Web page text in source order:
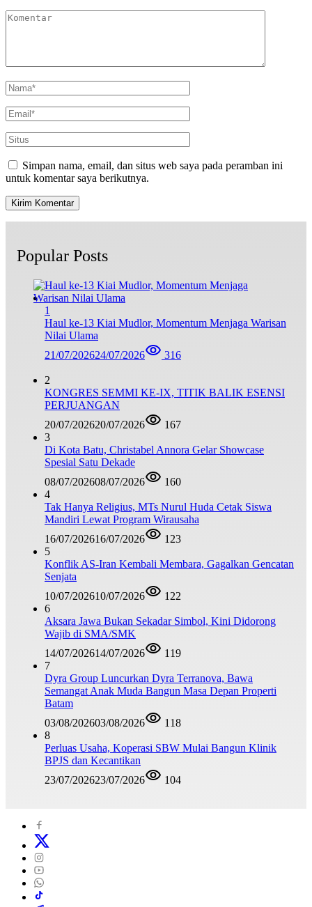
Simpan nama, email, dan situs web saya pada peramban ini
untuk komentar saya berikutnya.
Popular Posts
1
Haul ke-13 Kiai Mudlor, Momentum Menjaga Warisan
Nilai Ulama
21/07/202624/07/2026 316
2
KONGRES SEMMI KE-IX, TITIK BALIK ESENSI
PERJUANGAN
20/07/202620/07/2026
167
3
Di Kota Batu, Christabel Annora Gelar Showcase
Spesial Satu Dekade
08/07/202608/07/2026
160
4
Tak Hanya Religius, MTs Nurul Huda Cetak Siswa
Mandiri Lewat Program Wirausaha
16/07/202616/07/2026
123
5
Konflik AS-Iran Kembali Membara, Gagalkan Gencatan
Senjata
10/07/202610/07/2026
122
6
Aksara Jawa Bukan Sekadar Simbol, Kini Didorong
Wajib di SMA/SMK
14/07/202614/07/2026
119
7
Dyra Group Luncurkan Dyra Terranova, Bawa
Semangat Anak Muda Bangun Masa Depan Properti
Batam
03/08/202603/08/2026
118
8
Perluas Usaha, Koperasi SBW Mulai Bangun Klinik
BPJS dan Kecantikan
23/07/202623/07/2026 104